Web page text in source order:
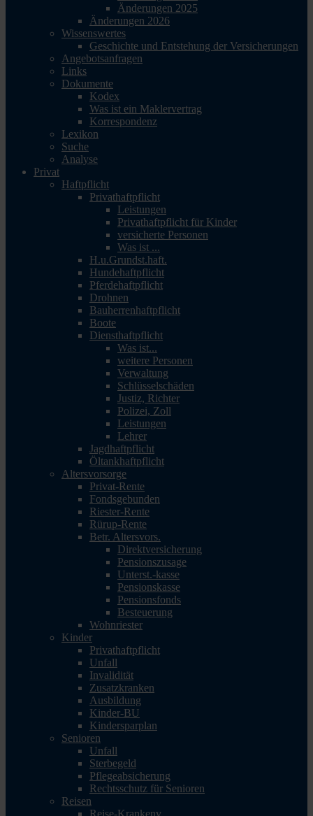
Änderungen 2025
Änderungen 2026
Wissenswertes
Geschichte und Entstehung der Versicherungen
Angebotsanfragen
Links
Dokumente
Kodex
Was ist ein Maklervertrag
Korrespondenz
Lexikon
Suche
Analyse
Privat
Haftpflicht
Privathaftpflicht
Leistungen
Privathaftpflicht für Kinder
versicherte Personen
Was ist ...
H.u.Grundst.haft.
Hundehaftpflicht
Pferdehaftpflicht
Drohnen
Bauherrenhaftpflicht
Boote
Diensthaftpflicht
Was ist...
weitere Personen
Verwaltung
Schlüsselschäden
Justiz, Richter
Polizei, Zoll
Leistungen
Lehrer
Jagdhaftpflicht
Öltankhaftpflicht
Altersvorsorge
Privat-Rente
Fondsgebunden
Riester-Rente
Rürup-Rente
Betr. Altersvors.
Direktversicherung
Pensionszusage
Unterst.-kasse
Pensionskasse
Pensionsfonds
Besteuerung
Wohnriester
Kinder
Privathaftpflicht
Unfall
Invalidität
Zusatzkranken
Ausbildung
Kinder-BU
Kindersparplan
Senioren
Unfall
Sterbegeld
Pflegeabsicherung
Rechtsschutz für Senioren
Reisen